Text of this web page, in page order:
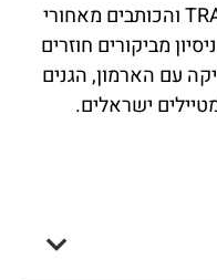
לירון וקרן, מייסדי רשת TRAVELERS והכותבים מאחורי
מביקורים חוזרים
מעמיקה עם הארמון, הגנים
ישראלים.